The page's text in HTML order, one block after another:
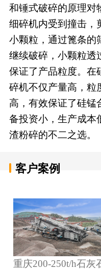
和锤式破碎的原理对
细碎机内受到撞击，
小颗粒，通过篦条的
继续破碎，小颗粒透
保证了产品粒度。在
碎机不仅产量高，粒
高，有效保证了硅锰
备投资小，生产成本
渣粉碎的不二之选。
客户案例
重庆200-250t/h石灰